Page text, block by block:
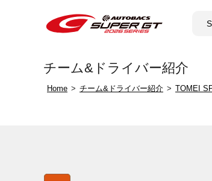
チーム&ドライバー紹介
Home チーム&ドライバー紹介 TOMEI